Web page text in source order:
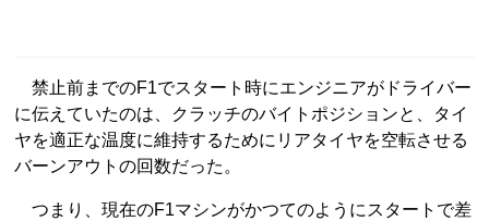
禁止前までのF1でスタート時にエンジニアがドライバー
に伝えていたのは、クラッチのバイトポジションと、タイ
ヤを適正な温度に維持するためにリアタイヤを空転させる
バーンアウトの回数だった。
つまり、現在のF1マシンがかつてのようにスタートで差